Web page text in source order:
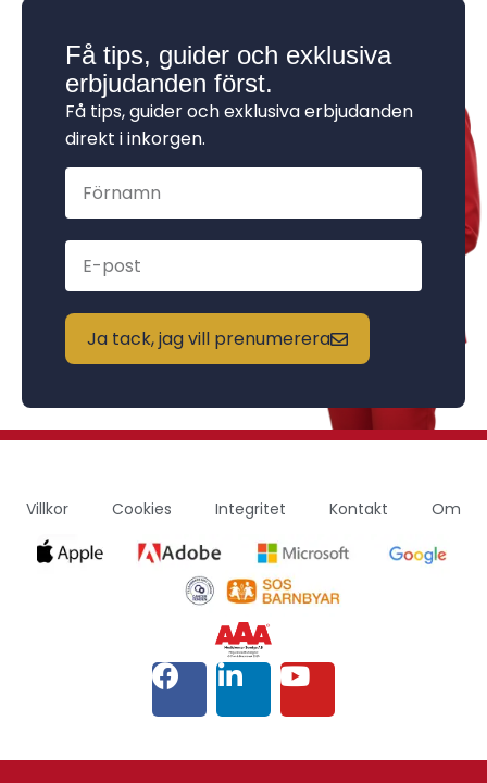
Få tips, guider och exklusiva
erbjudanden först.
Få tips, guider och exklusiva erbjudanden
direkt i inkorgen.
Ja tack, jag vill prenumerera
Villkor Cookies Integritet Kontakt Om